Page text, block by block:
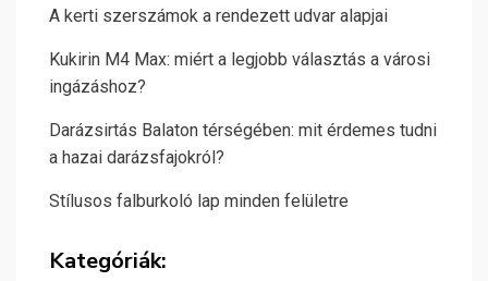
A kerti szerszámok a rendezett udvar alapjai
Kukirin M4 Max: miért a legjobb választás a városi
ingázáshoz?
Darázsirtás Balaton térségében: mit érdemes tudni
a hazai darázsfajokról?
Stílusos falburkoló lap minden felületre
Kategóriák: